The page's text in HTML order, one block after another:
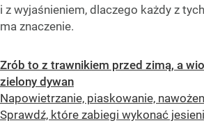
i z wyjaśnieniem, dlaczego każdy z
ma znaczenie.
Zrób to z trawnikiem przed zimą, a
zielony dywan
Napowietrzanie, piaskowanie,
Sprawdź, które zabiegi wykonać